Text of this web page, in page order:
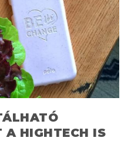
A HIGHTECH IS